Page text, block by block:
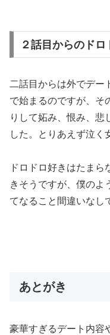
２話目からのド
二話目からは外でデー
で始まるのですが、そ
りして妬み、恨み、悲
した。とりあえず泣く
ドロドロ好きはたま
きそうですが、僕の
てなること間違いなし
あとがき
豪華すぎるデート内容